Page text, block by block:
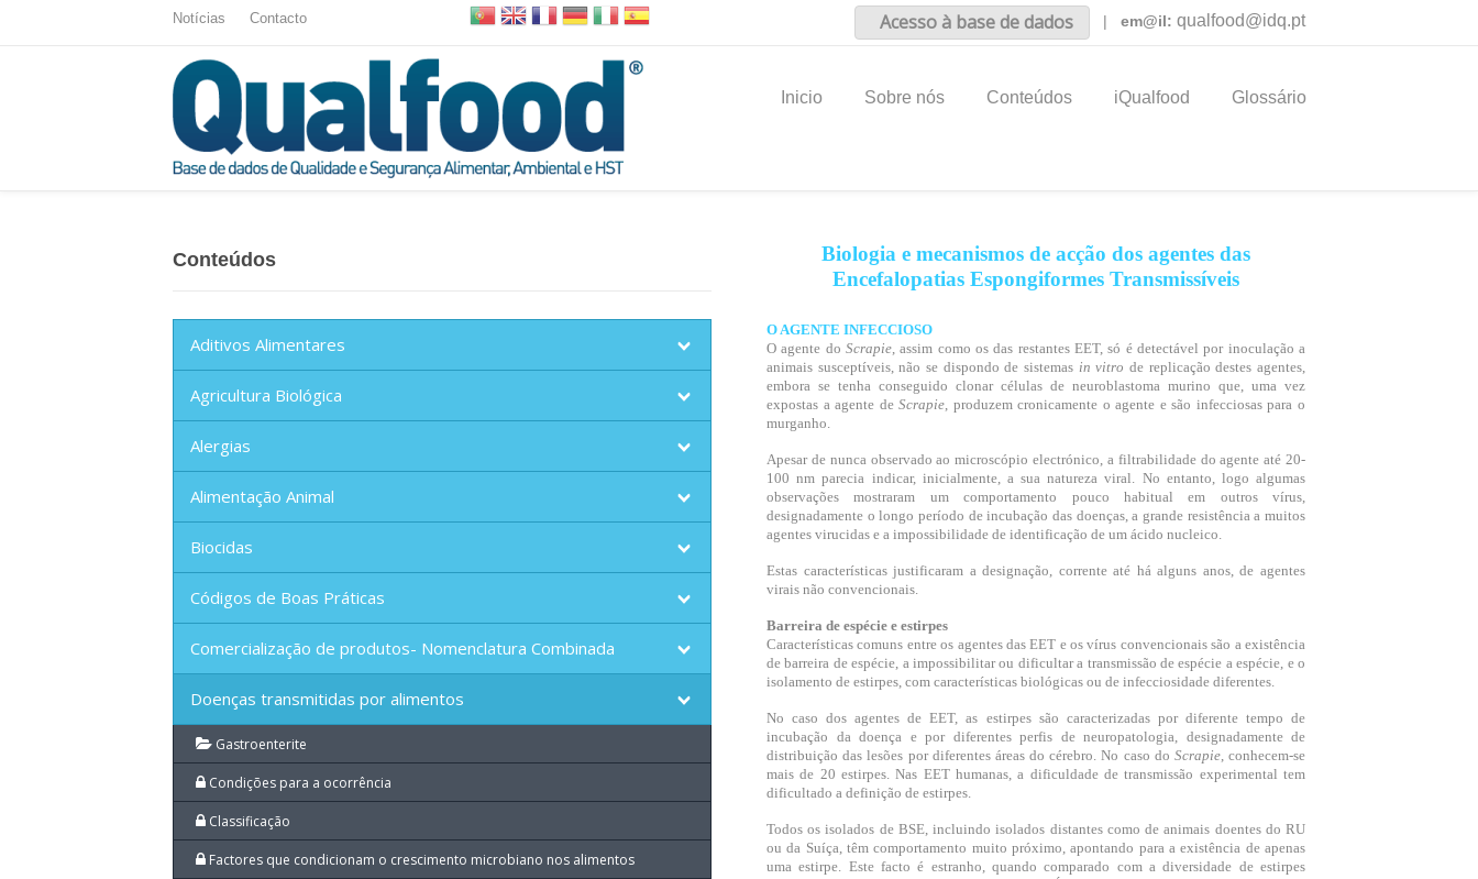
Notícias Contacto Acesso à base de dados | em@il: qualfood@idq.pt
Inicio Sobre nós Conteúdos iQualfood Glossário
Biologia e mecanismos de acção dos agentes das
Encefalopatias Espongiformes Transmissíveis
O AGENTE INFECCIOSO
O agente do Scrapie, assim como os das restantes EET, só é detectável por inoculação a
animais susceptíveis, não se dispondo de sistemas in vitro de replicação destes agentes,
embora se tenha conseguido clonar células de neuroblastoma murino que, uma vez
expostas a agente deScrapie, produzem cronicamente o agente e são infecciosas para o
murganho.
Apesar de nunca observado ao microscópio electrónico, a filtrabilidade do agente até 20-
100 nm parecia indicar, inicialmente, a sua natureza viral. No entanto, logo algumas
observações mostraram um comportamento pouco habitual em outros vírus,
designadamente o longo período de incubação das doenças, a grande resistência a muitos
agentes virucidas e a impossibilidade de identificação de um ácido nucleico.
Estas características justificaram a designação, corrente até há alguns anos, de agentes
virais não convencionais.
Barreira de espécie e estirpes
Características comuns entre os agentes das EET e os vírus convencionais são a existência
de barreira de espécie, a impossibilitar ou dificultar a transmissão de espécie a espécie, e o
isolamento de estirpes, com características biológicas ou de infecciosidade diferentes.
No caso dos agentes de EET, as estirpes são caracterizadas por diferente tempo de
incubação da doença e por diferentes perfis de neuropatologia, designadamente de
distribuição das lesões por diferentes áreas do cérebro. No caso do Scrapie, conhecem-se
mais de 20 estirpes. Nas EET humanas, a dificuldade de transmissão experimental tem
dificultado a definição de estirpes.
Todos os isolados de BSE, incluindo isolados distantes como de animais doentes do RU
ou da Suíça, têm comportamento muito próximo, apontando para a existência de apenas
uma estirpe. Este facto é estranho, quando comparado com a diversidade de estirpes
Conteúdos
Aditivos Alimentares
Agricultura Biológica
Alergias
Alimentação Animal
Biocidas
Códigos de Boas Práticas
Comercialização de produtos- Nomenclatura Combinada
Doenças transmitidas por alimentos
Gastroenterite
Condições para a ocorrência
Classificação
Factores que condicionam o crescimento microbiano nos alimentos